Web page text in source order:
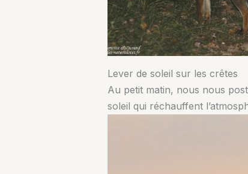
Lever de soleil sur les crêtes
Au petit matin, nous nous
soleil qui réchauffent